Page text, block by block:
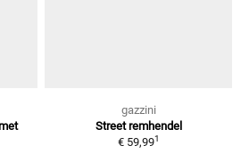
gazzini
Street remhendel
€ 59,991